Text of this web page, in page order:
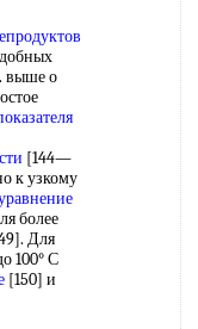
выше о
[144—
к узкому
более
Для
100° С
[150] и